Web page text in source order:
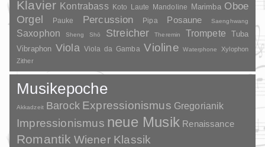
Klavier Kontrabass Koto Laute Mandoline Marimba Oboe
Orgel Pauke Percussion Pipa Posaune Saenghwang
Saxophon Sheng Shō Streicher Theremin Trompete
Tuba
Vibraphon Viola Viola da Gamba Violine Waterphone
Xylophon
Zither
Musikepoche
Akkadzeit Barock Expressionismus Gregorianik
Impressionismus neue Musik Renaissance
Romantik Wiener Klassik